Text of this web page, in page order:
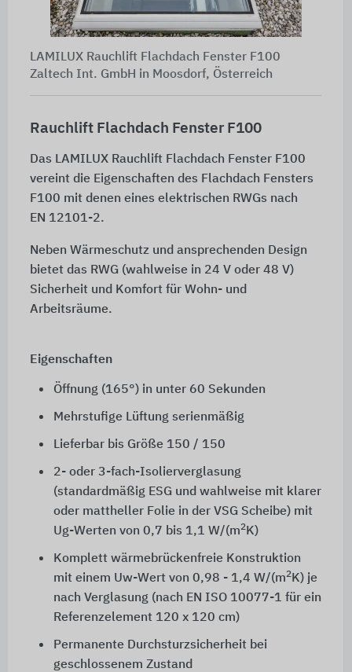
LAMILUX Rauchlift Flachdach Fenster F100
Zaltech Int. GmbH in Moosdorf, Österreich
Rauchlift Flachdach Fenster F100
Das LAMILUX Rauchlift Flachdach Fenster F100
vereint die Eigenschaften des Flachdach Fensters
F100 mit denen eines elektrischen RWGs nach
EN 12101-2.
Neben Wärmeschutz und ansprechenden Design
bietet das RWG (wahlweise in 24 V oder 48 V)
Sicherheit und Komfort für Wohn- und
Arbeitsräume.
Eigenschaften
Öffnung (165°) in unter 60 Sekunden
Mehrstufige Lüftung serienmäßig
Lieferbar bis Größe 150 / 150
2- oder 3-fach-Isolierverglasung
(standardmäßig ESG und wahlweise mit klarer
oder mattheller Folie in der VSG Scheibe) mit
Ug-Werten von 0,7 bis 1,1 W/(m2K)
Komplett wärmebrückenfreie Konstruktion
mit einem Uw-Wert von 0,98 - 1,4 W/(m2K)je
nach Verglasung (nach EN ISO 10077-1 für ein
Referenzelement 120 x 120 cm)
Permanente Durchsturzsicherheit bei
geschlossenem Zustand